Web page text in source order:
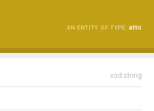
AN ENTITY OF TYPE: atto
xsd:string